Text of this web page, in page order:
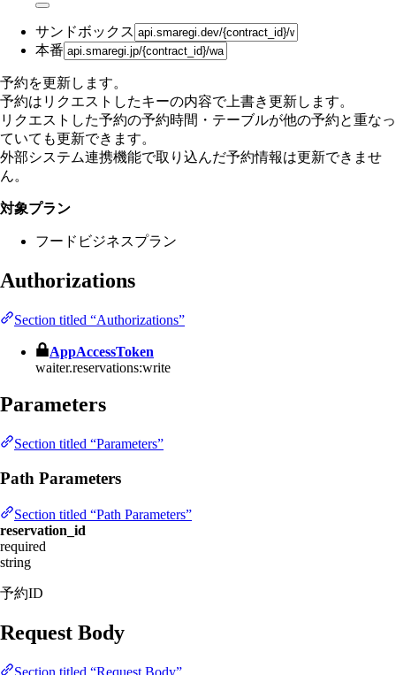
サンドボックス
本番
予約を更新します。
予約はリクエストしたキーの内容で上書き更新します。
リクエストした予約の予約時間・テーブルが他の予約と重なっ
ていても更新できます。
外部システム連携機能で取り込んだ予約情報は更新できませ
ん。
対象プラン
フードビジネスプラン
Authorizations
Section titled “Authorizations”
AppAccessToken
waiter.reservations:write
Parameters
Section titled “Parameters”
Path Parameters
Section titled “Path Parameters”
reservation_id
required
string
予約ID
Request Body
Section titled “Request Body”